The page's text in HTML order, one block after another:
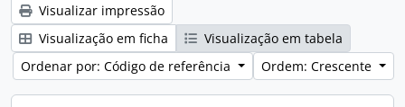
Visualizar impressão
Visualização em ficha
Visualização em tabela
Ordenar por: Código de referência
Ordem: Crescente